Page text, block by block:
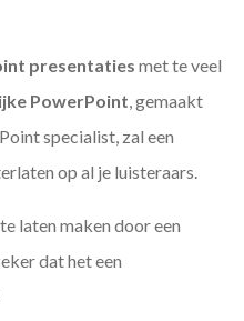
presentaties met te veel
PowerPoint, gemaakt
specialist, zal een
op al je luisteraars.
te laten maken door een
dat het een